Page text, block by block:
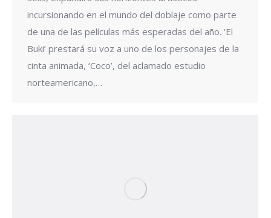
incursionando en el mundo del doblaje como parte
de una de las películas más esperadas del año. ‘El
Buki’ prestará su voz a uno de los personajes de la
cinta animada, ‘Coco’, del aclamado estudio
norteamericano,…